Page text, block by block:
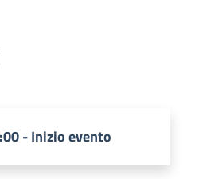
- Inizio evento